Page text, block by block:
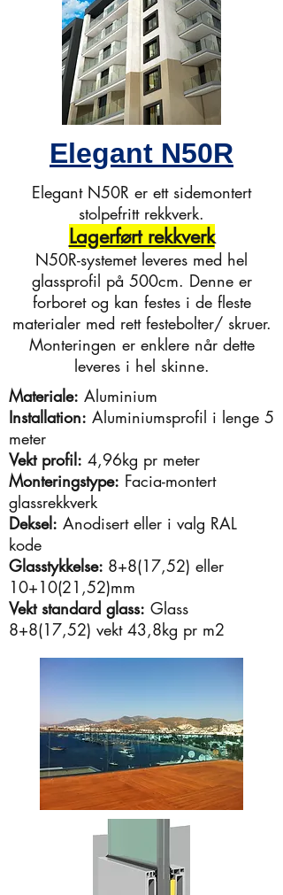
Elegant N50R
Elegant N50R er ett sidemontert
stolpefritt rekkverk.
Lagerført rekkverk
N50R-systemet leveres med hel
glassprofil på 500cm. Denne er
forboret og kan festes i de fleste
materialer med rett festebolter/ skruer.
Monteringen er enklere når dette
leveres i hel skinne.
Materiale: Aluminium
Installation: Aluminiumsprofil i lenge 5
meter
Vekt profil: 4,96kg pr meter
Monteringstype: Facia-montert
glassrekkverk
Deksel: Anodisert eller i valg RAL
kode
Glasstykkelse: 8+8(17,52) eller
10+10(21,52)mm
Vekt standard glass: Glass
8+8(17,52) vekt 43,8kg pr m2